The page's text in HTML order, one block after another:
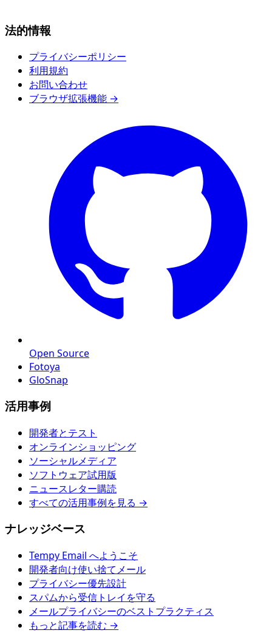
法的情報
プライバシーポリシー
利用規約
お問い合わせ
ブラウザ拡張機能 →
Open Source
Fotoya
GloSnap
活用事例
開発者とテスト
オンラインショッピング
ソーシャルメディア
ソフトウェア試用版
ニュースレター購読
すべての活用事例を見る →
ナレッジベース
Tempy Email へようこそ
開発者向け使い捨てメール
プライバシー優先設計
スパムから受信トレイを守る
メールプライバシーのベストプラクティス
もっと記事を読む →